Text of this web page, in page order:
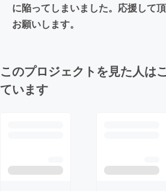
に陥ってしまいました。応援して
お願いします。
このプロジェクトを見た人は
ています